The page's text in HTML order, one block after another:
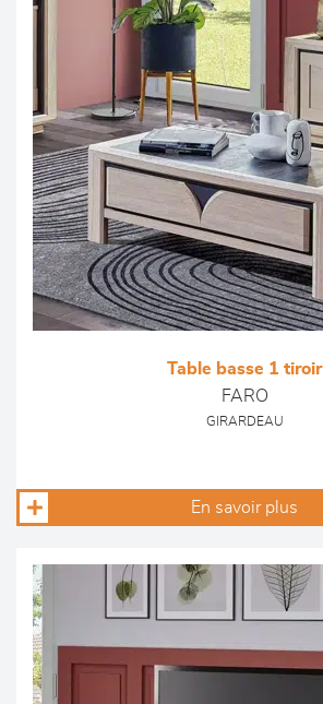
Table basse 1 tiroir
FARO
GIRARDEAU
En savoir plus